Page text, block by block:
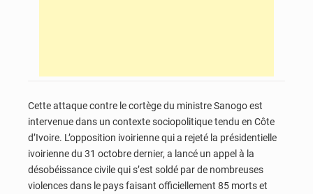
Cette attaque contre le cortège du ministre Sanogo est
intervenue dans un contexte sociopolitique tendu en Côte
d’Ivoire. L’opposition ivoirienne qui a rejeté la présidentielle
ivoirienne du 31 octobre dernier, a lancé un appel à la
désobéissance civile qui s’est soldé par de nombreuses
violences dans le pays faisant officiellement 85 morts et